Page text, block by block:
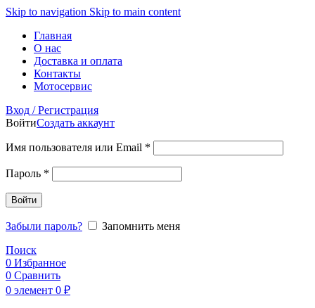
Skip to navigation Skip to main content
Главная
О нас
Доставка и оплата
Контакты
Мотосервис
Вход / Регистрация
ВойтиСоздать аккаунт
Имя пользователя или Email *
Пароль *
Войти
Забыли пароль?
Запомнить меня
Поиск
0 Избранное
0 Сравнить
0 элемент 0 ₽